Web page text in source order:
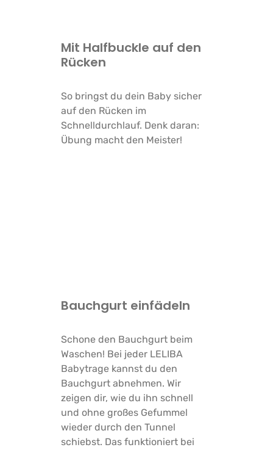
Mit Halfbuckle auf den
Rücken
So bringst du dein Baby sicher
auf den Rücken im
Schnelldurchlauf. Denk daran:
Übung macht den Meister!
Bauchgurt einfädeln
Schone den Bauchgurt beim
Waschen! Bei jeder LELIBA
Babytrage kannst du den
Bauchgurt abnehmen. Wir
zeigen dir, wie du ihn schnell
und ohne großes Gefummel
wieder durch den Tunnel
schiebst. Das funktioniert bei